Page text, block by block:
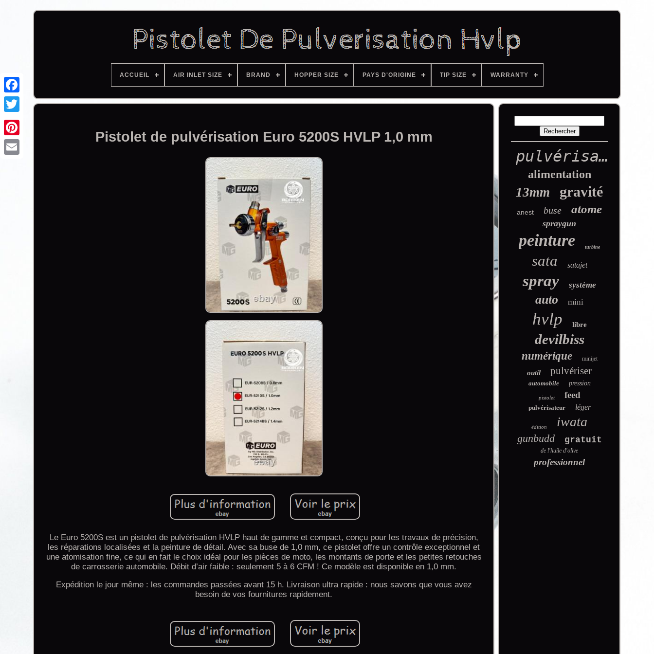
Facebook
ACCUEIL AIR INLET SIZE BRAND HOPPER SIZE PAYS D'ORIGINE TIP SIZE WARRANTY
Pistolet de pulvérisation Euro 5200S HVLP 1,0 mm
Le Euro 5200S est un pistolet de pulvérisation HVLP haut de gamme et compact, conçu pour les travaux de précision,
les réparations localisées et la peinture de détail. Avec sa buse de 1,0 mm, ce pistolet offre un contrôle exceptionnel et
une atomisation fine, ce qui en fait le choix idéal pour les pièces de moto, les montants de porte et les petites retouches
de carrosserie automobile. Débit d’air faible : seulement 5 à 6 CFM ! Ce modèle est disponible en 1,0 mm.
Expédition le jour même : les commandes passées avant 15 h. Livraison ultra rapide : nous savons que vous avez
besoin de vos fournitures rapidement.
pulvérisation
alimentation
13mm gravité
anest buse atome
spraygun
peinture turbine
sata satajet
spray système
auto mini
hvlp libre
devilbiss
numérique minijet
outil pulvériser
automobile pression
pistolet feed
pulvérisateur léger
édition iwata
gunbudd gratuit
de l'huile d'olive
professionnel